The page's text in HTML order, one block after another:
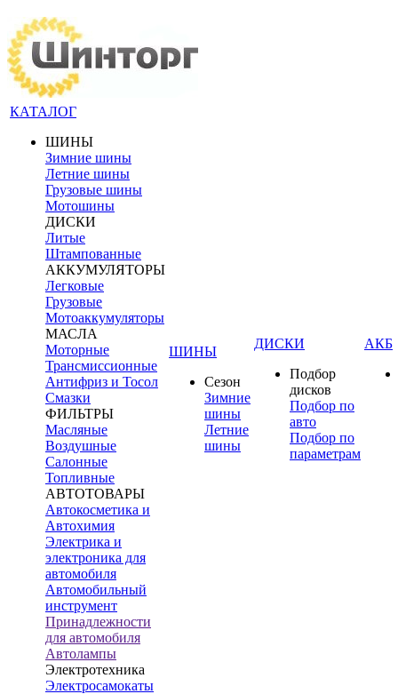
КАТАЛОГ
ШИНЫ
Зимние шины
Летние шины
Грузовые шины
Мотошины
ДИСКИ
Литые
Штампованные
АККУМУЛЯТОРЫ
Легковые
Грузовые
Мотоаккумуляторы
МАСЛА
Моторные
Трансмиссионные
Антифриз и Тосол
Смазки
ФИЛЬТРЫ
Масляные
Воздушные
Салонные
Топливные
АВТОТОВАРЫ
Автокосметика и
Автохимия
Электрика и
электроника для
автомобиля
Автомобильный
инструмент
Принадлежности
для автомобиля
Автолампы
Электротехника
Электросамокаты
ШИНЫ
Сезон
Зимние
шины
Летние
шины
ДИСКИ
Подбор
дисков
Подбор по
авто
Подбор по
параметрам
АКБ